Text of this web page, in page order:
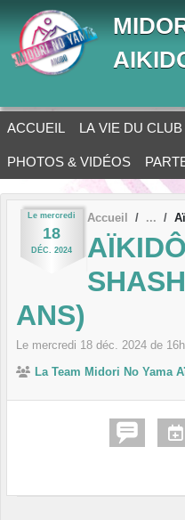
ACCUEIL LA VIE DU CLUB
PHOTOS & VIDÉOS
Le mercredi
18
DÉC. 2024
Accueil
ANS)
Le mercredi 18 déc. 2024 de
La Team Midori No Yama
Panneau de gestion des